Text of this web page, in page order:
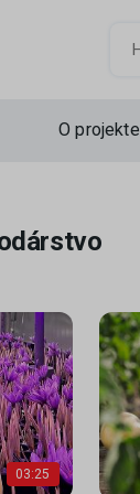
O projekte
03:25